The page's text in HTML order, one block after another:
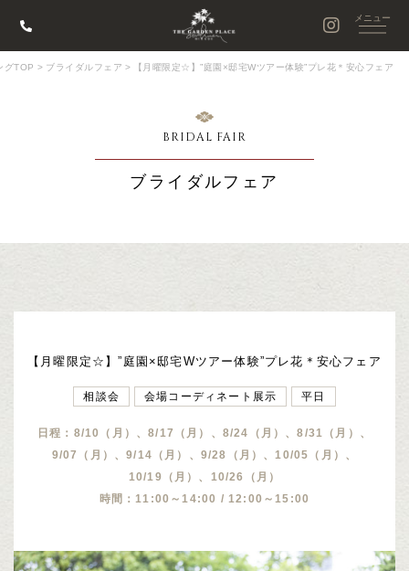
グTOP > ブライダルフェア > 【月曜限定☆】”庭園×邸宅Wツアー体験”プレ花＊安心フェア
BRIDAL FAIR
ブライダルフェア
【月曜限定☆】”庭園×邸宅Wツアー体験”プレ花＊安心フェア
相談会 会場コーディネート展示 平日
日程：8/10（月）、8/17（月）、8/24（月）、8/31（月）、
9/07（月）、9/14（月）、9/28（月）、10/05（月）、
10/19（月）、10/26（月）
時間：11:00～14:00 / 12:00～15:00